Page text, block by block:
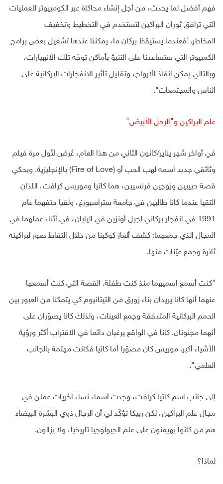
فهم أفضل لما يحدث، من أجل إنشاء محاكاة عبر الكومبيوتر للعمليات
التي ترافق ثوران البراكين لتستخدم في التخطيط وتخفيف
المخاطر."فعندما يستيقظ بركان ما، يمكننا عندها تشغيل بعض برامج
الكمبيوتر التي ستساعدنا على التنبؤ بأماكن توجّه تلك الانهيارات،
وبالتالي يمكن إنقاذ الأرواح، وتقليل تأثير الانفجارات البركانية على
الناس والمجتمعات".
علم البراكين و"الرجل الأبيض"
في أواخر شهر يناير/كانون الثاني من هذا العام، عُرض لأول مرة فيلم
وثائقي جديد اسمه لهب الحب أو (Fire of Love) بالإنجليزية. ويحكي
قصة حبيبين وزوجين فرنسيين، هما كاتيا وموريس كرافت، اللذان
التقيا عندما كانا طالبين في جامعة ستراسبورغ، ولقيا حتفهما عام
1991 في انفجار بركاني لجبل أونزين في اليابان، في أثناء عملهما في
المجال الذي جمعهما: كشف ألغاز كوكبنا من خلال التقاط صور لبراكينه
ثائرة وجمع عيّنات منها.
"كنت أسمع اسميهما منذ كنت طفلة. القصة التي كنت أسمعها
عنهما أنها كانا يريدان بناء زورق من التيتانيوم كي يتمكنا من العبور بين
الحمم البركانية المتدفقة وجمع العينات، ولذلك كانا يصوّران على
أنهما مجنونان. كانا في الواقع يرغبان دائما في الاقتراب أكثر ورؤية
الأشياء أكبر. موريس كان مصوّرا أما كاتيا فكانت مهتمة بالجانب
العلمي".
إلى جانب اسم كاتيا كرافت، وجدت أسماء نساء أخريات عملن في
مجال علم البراكين، لكن ربيكا تؤكّد لي أن الرجال ذوي البشرة البيضاء
هم من كانوا يهيمنون على علم الجيولوجيا تاريخيا، ولا يزالون.
لماذا؟